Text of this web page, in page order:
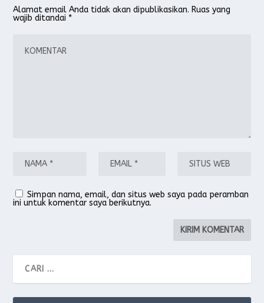
Alamat email Anda tidak akan dipublikasikan. Ruas yang
wajib ditandai *
Simpan nama, email, dan situs web saya pada peramban
ini untuk komentar saya berikutnya.